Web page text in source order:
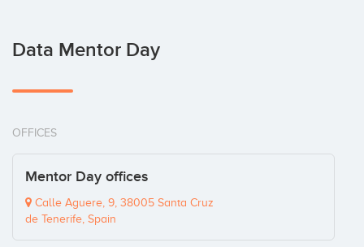
Data Mentor Day
OFFICES
Mentor Day offices
Calle Aguere, 9, 38005 Santa Cruz
de Tenerife, Spain